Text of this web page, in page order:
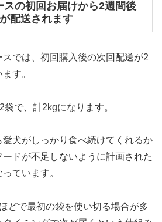
スの初回お届けから2週間後
配送されます
スでは、初回購入後の次回配送が2
す。
で、計2kgになります。
犬がしっかり食べ続けてくれるか
ドが不足しないように計画された
ています。
どで最初の袋を使い切る場合が多